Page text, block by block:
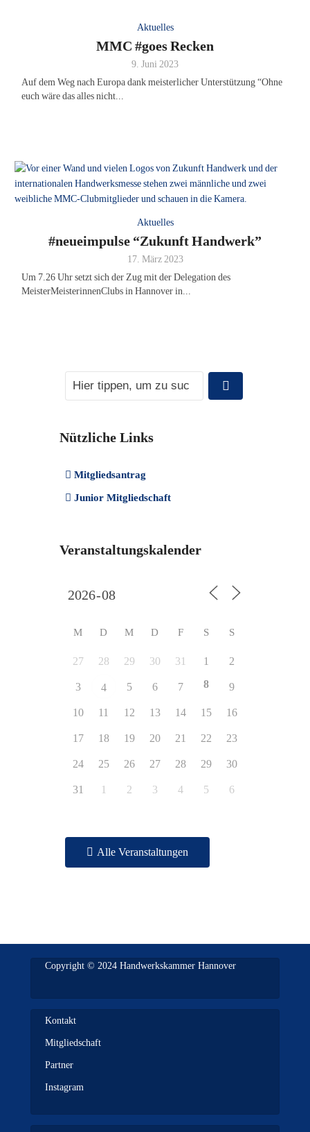
Aktuelles
MMC #goes Recken
9. Juni 2023
Auf dem Weg nach Europa dank meisterlicher Unterstützung “Ohne
euch wäre das alles nicht...
Aktuelles
#neueimpulse “Zukunft Handwerk”
17. März 2023
Um 7.26 Uhr setzt sich der Zug mit der Delegation des
MeisterMeisterinnenClubs in Hannover in...
Nützliche Links
Mitgliedsantrag
Junior Mitgliedschaft
Veranstaltungskalender
M D M D F S S
27 28 29 30 31 1 2
3 4 5 6 7 8 9
10 11 12 13 14 15 16
17 18 19 20 21 22 23
24 25 26 27 28 29 30
31 1 2 3 4 5 6
Alle Veranstaltungen
Copyright © 2024 Handwerkskammer Hannover
Kontakt
Mitgliedschaft
Partner
Instagram